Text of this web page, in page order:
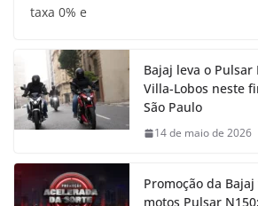
taxa 0% e
Bajaj leva o Pulsar
Villa-Lobos neste
São Paulo
14 de maio de 2026
Promoção da
motos Pulsar